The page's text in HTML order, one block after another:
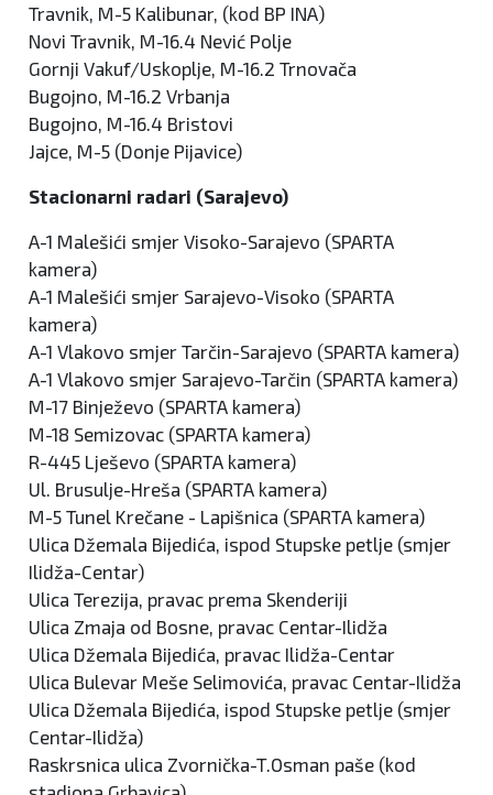
Travnik, M-5 Kalibunar, (kod BP INA)
Novi Travnik, M-16.4 Nević Polje
Gornji Vakuf/Uskoplje, M-16.2 Trnovača
Bugojno, M-16.2 Vrbanja
Bugojno, M-16.4 Bristovi
Jajce, M-5 (Donje Pijavice)
Stacionarni radari (Sarajevo)
A-1 Malešići smjer Visoko-Sarajevo (SPARTA
kamera)
A-1 Malešići smjer Sarajevo-Visoko (SPARTA
kamera)
A-1 Vlakovo smjer Tarčin-Sarajevo (SPARTA kamera)
A-1 Vlakovo smjer Sarajevo-Tarčin (SPARTA kamera)
M-17 Binježevo (SPARTA kamera)
M-18 Semizovac (SPARTA kamera)
R-445 Lješevo (SPARTA kamera)
Ul. Brusulje-Hreša (SPARTA kamera)
M-5 Tunel Krečane - Lapišnica (SPARTA kamera)
Ulica Džemala Bijedića, ispod Stupske petlje (smjer
Ilidža-Centar)
Ulica Terezija, pravac prema Skenderiji
Ulica Zmaja od Bosne, pravac Centar-Ilidža
Ulica Džemala Bijedića, pravac Ilidža-Centar
Ulica Bulevar Meše Selimovića, pravac Centar-Ilidža
Ulica Džemala Bijedića, ispod Stupske petlje (smjer
Centar-Ilidža)
Raskrsnica ulica Zvornička-T.Osman paše (kod